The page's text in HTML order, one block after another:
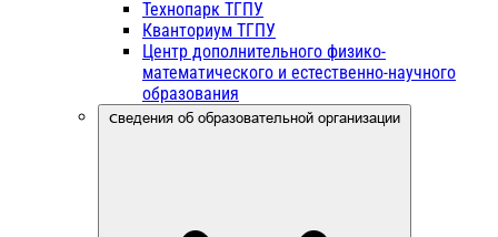
Технопарк ТГПУ
Кванториум ТГПУ
Центр дополнительного физико-
математического и естественно-научного
образования
Сведения об образовательной организации